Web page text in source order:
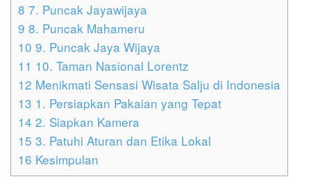
8 7. Puncak Jayawijaya
9 8. Puncak Mahameru
10 9. Puncak Jaya Wijaya
11 10. Taman Nasional Lorentz
12 Menikmati Sensasi Wisata Salju di Indonesia
13 1. Persiapkan Pakaian yang Tepat
14 2. Siapkan Kamera
15 3. Patuhi Aturan dan Etika Lokal
16 Kesimpulan